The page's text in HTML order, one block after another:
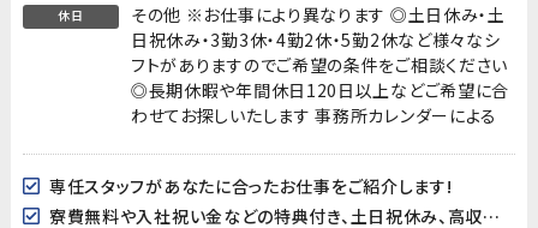
休日
その他 ※お仕事により異なります ◎土日休み・土
日祝休み・3勤3休・4勤2休・5勤2休など様々なシ
フトがありますのでご希望の条件をご相談ください
◎長期休暇や年間休日120日以上などご希望に合
わせてお探しいたします 事務所カレンダーによる
専任スタッフがあなたに合ったお仕事をご紹介します!
寮費無料や入社祝い金などの特典付き、土日祝休み、高収入など様々なお仕事を掲載中です